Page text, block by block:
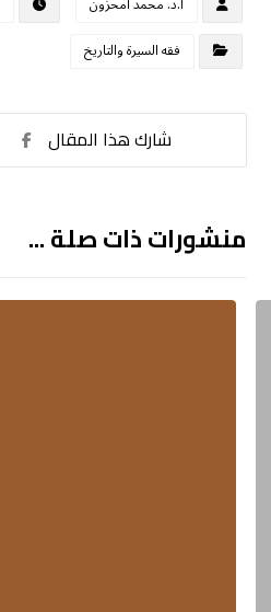
فقه السيرة والتاريخ
منشورات ذات صلة ...